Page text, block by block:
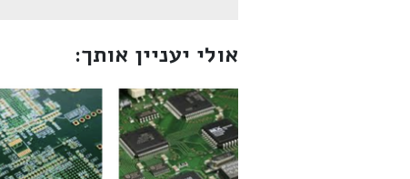
אולי יעניין אותך: